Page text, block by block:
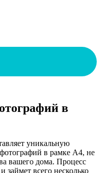
в
уникальную
фотографий в рамке А4, не
вашего дома. Процесс
займет всего несколько